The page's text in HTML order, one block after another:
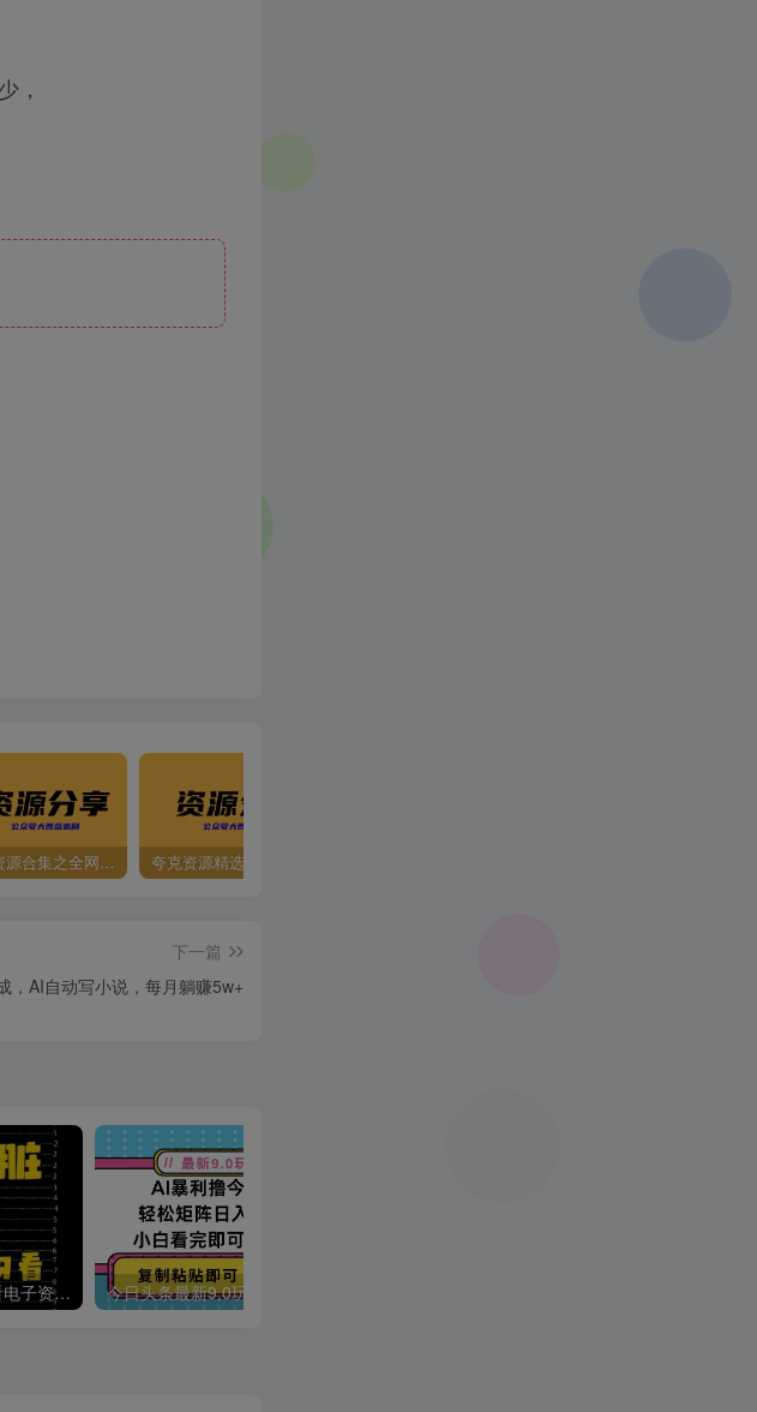
，
夸克资源合集之全网影视 夸克资源精选资源
下一篇
，AI自动写小说，每月躺赚5w+
内容太脏 心软之人勿看电子资料pdf